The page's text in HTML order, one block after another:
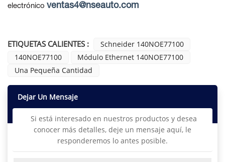
electrónico ventas4@nseauto.com
ETIQUETAS CALIENTES :
Schneider 140NOE77100
140NOE77100
Módulo Ethernet 140NOE77100
Una Pequeña Cantidad
Dejar Un Mensaje
Si está interesado en nuestros productos y desea
conocer más detalles, deje un mensaje aquí, le
responderemos lo antes posible.